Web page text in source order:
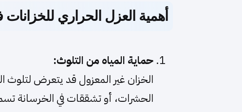
أهمية العزل الحراري
حماية المياه من التلوث:
الخزان غير المعزول قد يتعرض
الحشرات، أو تشققات في الخرسانة